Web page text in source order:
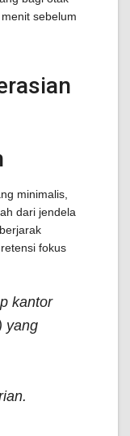
sebelum
minimalis,
dari jendela
fokus
kantor
yang